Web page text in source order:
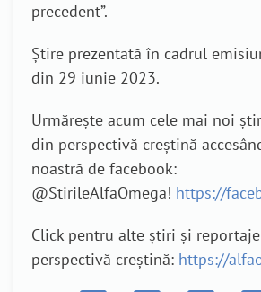
precedent”.
Știre prezentată în cadrul
din 29 iunie 2023.
Urmărește acum cele mai noi
din perspectivă creștină
noastră de facebook:
@StirileAlfaOmega! https://
Click pentru alte știri și
perspectivă creștină: https://